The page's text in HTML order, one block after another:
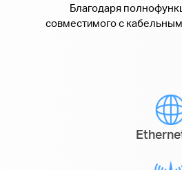
Благодаря
совместимого с